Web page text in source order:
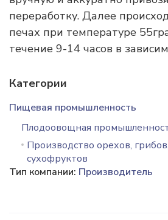
переработку. Далее
печах при температуре
течение 9-14 часов в
Категории
Пищевая промышленность
Плодоовощная
Производство орехов,
сухофруктов
Тип компании: Производитель